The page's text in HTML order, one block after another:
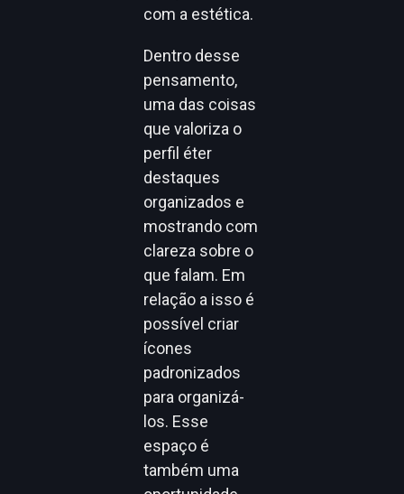
com a estética.
Dentro desse
pensamento,
uma das coisas
que valoriza o
perfil éter
destaques
organizados e
mostrando com
clareza sobre o
que falam. Em
relação a isso é
possível criar
ícones
padronizados
para organizá-
los. Esse
espaço é
também uma